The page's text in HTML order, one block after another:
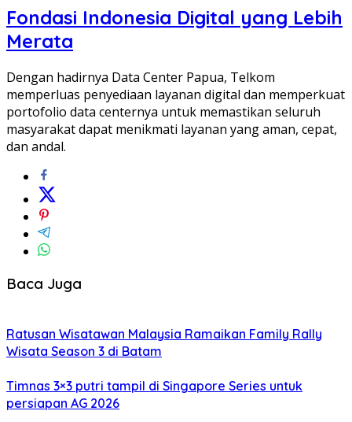
Fondasi Indonesia Digital yang Lebih
Merata
Dengan hadirnya Data Center Papua, Telkom
memperluas penyediaan layanan digital dan memperkuat
portofolio data centernya untuk memastikan seluruh
masyarakat dapat menikmati layanan yang aman, cepat,
dan andal.
Baca Juga
Ratusan Wisatawan Malaysia Ramaikan Family Rally
Wisata Season 3 di Batam
Timnas 3×3 putri tampil di Singapore Series untuk
persiapan AG 2026